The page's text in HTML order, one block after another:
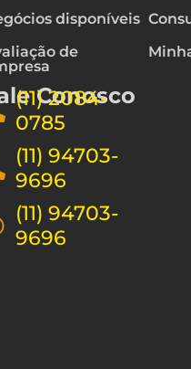
disponíveis
de
Conosco
(11) 2084-
0785
(11) 94703-
9696
(11) 94703-
9696